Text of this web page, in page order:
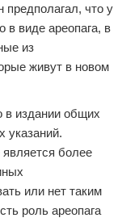
предполагал, что у
в виде ареопага, в
из
живут в новом
в издании общих
указаний.
более
или нет таким
роль ареопага